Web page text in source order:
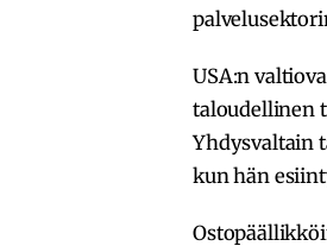
USA:n
taloudellinen
Yhdysvaltain
kun hän